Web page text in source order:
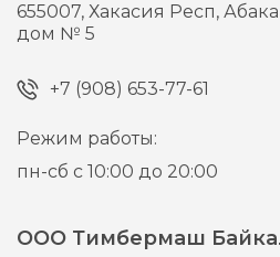
655007,Хакасия Респ,
дом № 5
+7 (908) 653-77-61
Режим работы:
пн-сб с 10:00 до 20:00
ООО Тимбермаш